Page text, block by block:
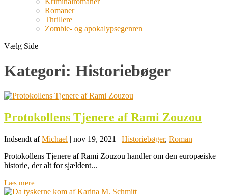
Romaner
Thrillere
Zombie- og apokalypsegenren
Vælg Side
Kategori: Historiebøger
Protokollens Tjenere af Rami Zouzou
Indsendt afMichael | nov 19, 2021 | Historiebøger, Roman |
Protokollens Tjenere af Rami Zouzou handler om den europæiske
historie, der alt for sjældent...
Læs mere